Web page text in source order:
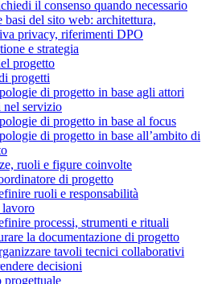
il consenso quando necessario
basi del sito web: architettura,
privacy, riferimenti DPO
e strategia
progetto
progetti
di progetto in base agli attori
servizio
di progetto in base al focus
di progetto in base all’ambito di
ruoli e figure coinvolte
di progetto
ruoli e responsabilità
processi, strumenti e rituali
la documentazione di progetto
tavoli tecnici collaborativi
decisioni
progettuale